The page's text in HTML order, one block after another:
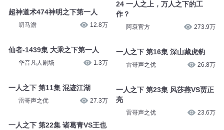
超神道术474神明之下第一人
叨马澹 12.8万
仙者-1439集 大乘之下第一人
华音凡人剧场 1.3万
一人之下 第11集 混迹江湖
雷哥声之优 27.3万
一人之下 第22集 诸葛青VS王也
24 一人之上，万人之下的工
作？
阿衰官方 273.9万
一人之下 第16集 深山藏虎豹
雷哥声之优 26.8万
一人之下 第23集 风莎燕VS贾正
亮
雷哥声之优 23.6万